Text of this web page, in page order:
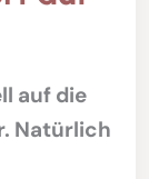
auf die
Natürlich